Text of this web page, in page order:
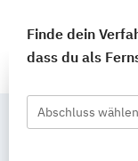
Finde dein
dass du als
Abschluss wählen